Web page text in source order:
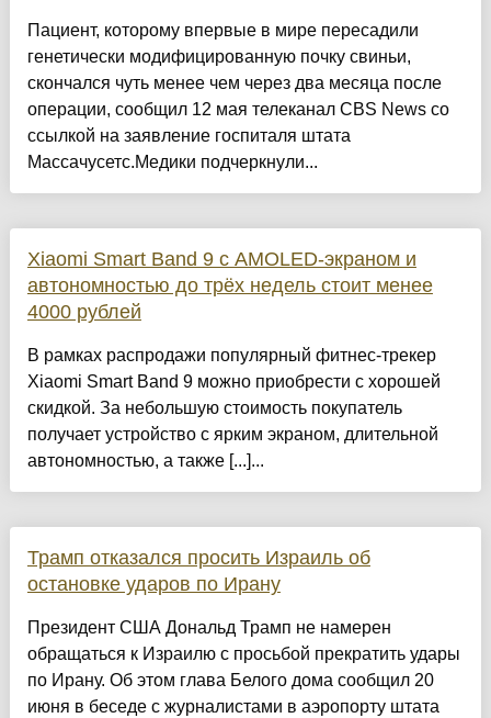
Пациент, которому впервые в мире пересадили
генетически модифицированную почку свиньи,
скончался чуть менее чем через два месяца после
операции, сообщил 12 мая телеканал CBS News со
ссылкой на заявление госпиталя штата
Массачусетс.Медики подчеркнули...
Xiaomi Smart Band 9 с AMOLED-экраном и
автономностью до трёх недель стоит менее
4000 рублей
В рамках распродажи популярный фитнес-трекер
Xiaomi Smart Band 9 можно приобрести с хорошей
скидкой. За небольшую стоимость покупатель
получает устройство с ярким экраном, длительной
автономностью, а также [...]...
Трамп отказался просить Израиль об
остановке ударов по Ирану
Президент США Дональд Трамп не намерен
обращаться к Израилю с просьбой прекратить удары
по Ирану. Об этом глава Белого дома сообщил 20
июня в беседе с журналистами в аэропорту штата